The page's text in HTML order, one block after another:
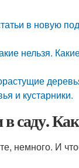
в новую
нельзя.
и кустарники.
саду.
немного. И